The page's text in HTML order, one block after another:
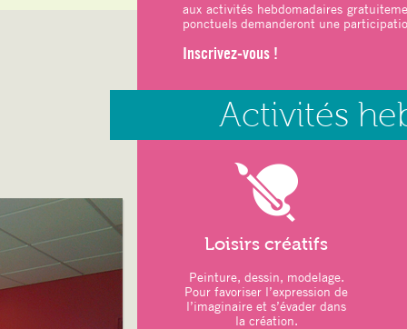
ATELIERS DU MOIS:
– Art thérapie
–Relaxation:
LOISIRS CRÉATIFS :
–
Jeux de Société
–Marché de Noël
20
2026
26 novembre 2025
Novembre
ATELIERS DU MOIS
aux activités hebdomadaires
ponctuels demanderont une
Inscrivez-vous !
Activités
Loisirs créatifs
Peinture, dessin, modelage.
Pour favoriser l’expression de
l’imaginaire et s’évader dans
la création.